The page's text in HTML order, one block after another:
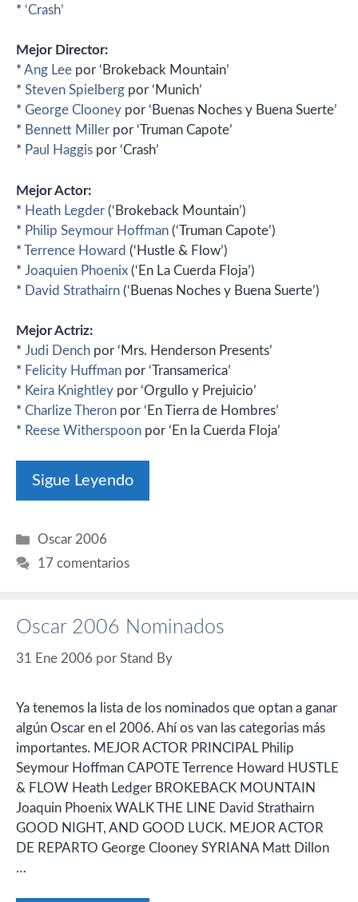
* ‘Crash’
Mejor Director:
* Ang Lee por ‘Brokeback Mountain’
* Steven Spielberg por ‘Munich’
* George Clooney por ‘Buenas Noches y Buena Suerte’
* Bennett Miller por ‘Truman Capote’
* Paul Haggis por ‘Crash’
Mejor Actor:
* Heath Legder (‘Brokeback Mountain’)
* Philip Seymour Hoffman (‘Truman Capote’)
* Terrence Howard (‘Hustle & Flow’)
* Joaquien Phoenix (‘En La Cuerda Floja’)
* David Strathairn (‘Buenas Noches y Buena Suerte’)
Mejor Actriz:
* Judi Dench por ‘Mrs. Henderson Presents’
* Felicity Huffman por ‘Transamerica’
* Keira Knightley por ‘Orgullo y Prejuicio’
* Charlize Theron por ‘En Tierra de Hombres’
* Reese Witherspoon por ‘En la Cuerda Floja’
Sigue Leyendo
Categorías
Oscar 2006
17 comentarios
Oscar 2006 Nominados
31 Ene 2006 por Stand By
Ya tenemos la lista de los nominados que optan a ganar
algún Oscar en el 2006. Ahí os van las categorias más
importantes. MEJOR ACTOR PRINCIPAL Philip
Seymour Hoffman CAPOTE Terrence Howard HUSTLE
& FLOW Heath Ledger BROKEBACK MOUNTAIN
Joaquin Phoenix WALK THE LINE David Strathairn
GOOD NIGHT, AND GOOD LUCK. MEJOR ACTOR
DE REPARTO George Clooney SYRIANA Matt Dillon
…